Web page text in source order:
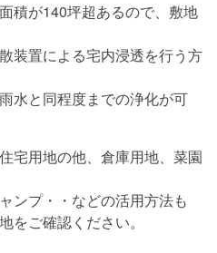
積が140坪超あるので、敷地
装置による宅内浸透を行う方
水と同程度までの浄化が可
宅用地の他、倉庫用地、菜園
ンプ・・などの活用方法も
をご確認ください。